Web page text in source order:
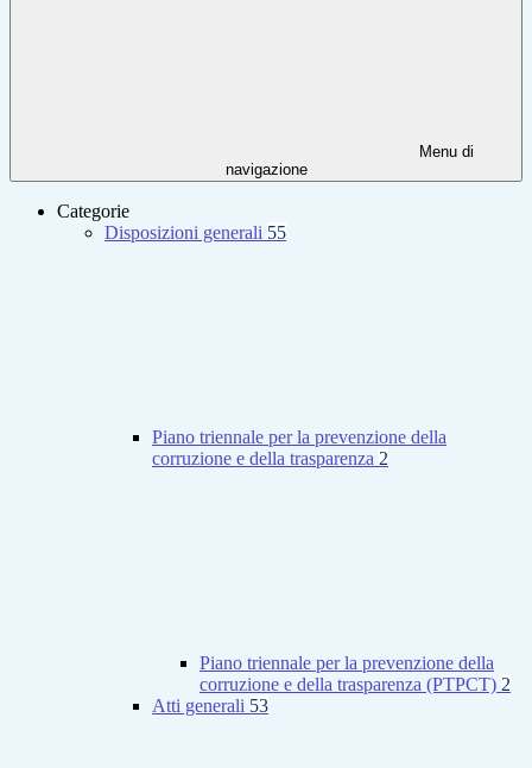
Menu di
navigazione
Categorie
Disposizioni generali 55
Piano triennale per la prevenzione della
corruzione e della trasparenza 2
Piano triennale per la prevenzione della
corruzione e della trasparenza (PTPCT) 2
Atti generali 53